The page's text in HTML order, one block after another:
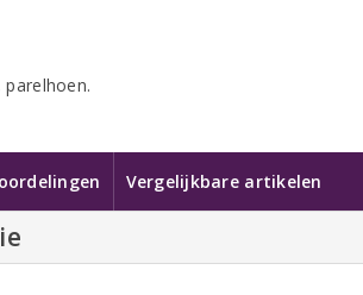
parelhoen.
Vergelijkbare artikelen